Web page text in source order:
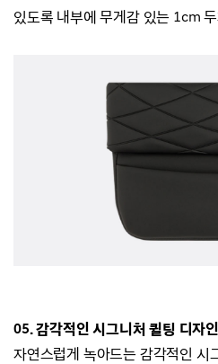
있도록 내부에 무게감 있는 1cm
05.감각적인 시그니처 퀼팅 디자인
자연스럽게 녹아드는 감각적인 시